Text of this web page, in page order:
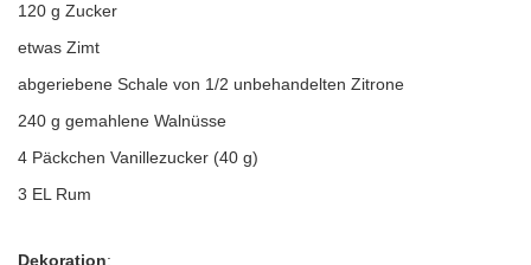
120 g Zucker
etwas Zimt
abgeriebene Schale von 1/2 unbehandelten Zitrone
240 g gemahlene Walnüsse
4 Päckchen Vanillezucker (40 g)
3 EL Rum
Dekoration: